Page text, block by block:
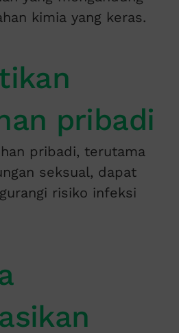
kimia yang keras.
pribadi
pribadi, terutama
seksual, dapat
risiko infeksi